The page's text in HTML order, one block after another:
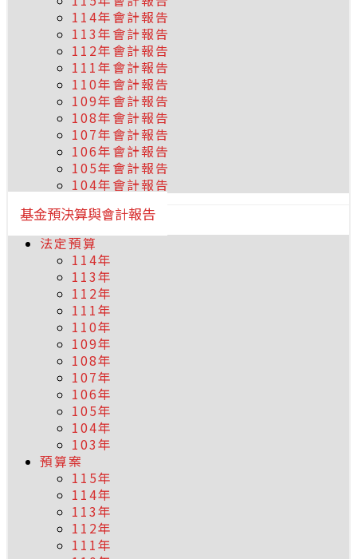
114年會計報告
113年會計報告
112年會計報告
111年會計報告
110年會計報告
109年會計報告
108年會計報告
107年會計報告
106年會計報告
105年會計報告
104年會計報告
基金預決算與會計報告
法定預算
114年
113年
112年
111年
110年
109年
108年
107年
106年
105年
104年
103年
預算案
115年
114年
113年
112年
111年